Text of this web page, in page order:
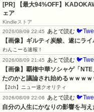
[PR]
【最大94%OFF】
ェア
Kindleストア
2026/08/09 22:45
あとで読む
【画像】ギルティ炭酸、遂にラ
わんこーる速報！
2026/08/09 21:45
あとで読む
【画像】覇権中華ソシャゲ「
たのかと議論され始めるｗｗｗｗ
【2ch】ニュー速クオリティ
2026/08/09 22:06
あとで読む
自分の人生にかなりの影響を与え